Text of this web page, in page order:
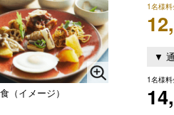
（イメージ）
1名様
▼
1名様